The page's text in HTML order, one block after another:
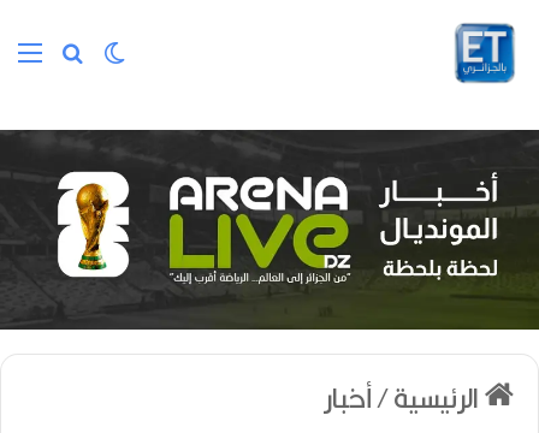
بحث عن
الوضع المظلم
الرئيسية/أخبار